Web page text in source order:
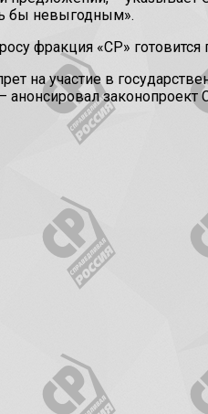
бы невыгодным».
фракция «СР» готовится
на участие в